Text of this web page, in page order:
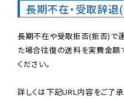
長期不在・受取辞退
長期不在や受取拒否(拒否)で
た場合往復の送料を実費金額
ください。